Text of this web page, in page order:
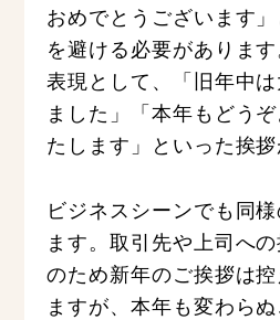
おめでとうございます
を避ける必要がありま
表現として、「旧年中
ました」「本年もどう
たします」といった挨拶
ビジネスシーンでも同
ます。取引先や上司へ
のため新年のご挨拶は
ますが、本年も変わら